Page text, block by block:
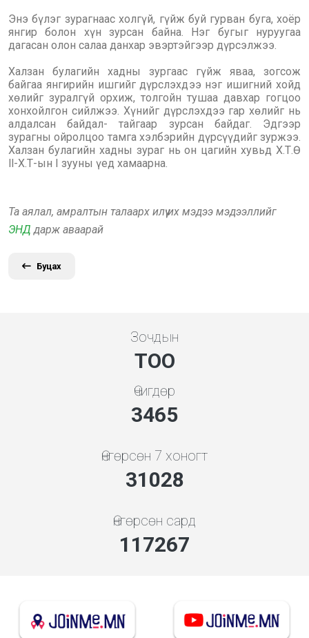
Энэ бүлэг зурагнаас холгүй, гүйж буй гурван буга, хоёр
янгир болон хүн зурсан байна. Нэг бугыг нуруугаа
дагасан олон салаа данхар эвэртэйгээр дүрсэлжээ.
Халзан булагийн хадны зургаас гүйж яваа, зогсож
байгаа янгирийн ишгийг дүрслэхдээ нэг ишигний хойд
хөлийг зуралгүй орхиж, толгойн тушаа давхар гогцоо
хонхойлгон сийлжээ. Хүнийг дүрслэхдээ гар хөлийг нь
алдалсан байдал- тайгаар зурсан байдаг. Эдгээр
зурагны ойролцоо тамга хэлбэрийн дүрсүүдийг зуржээ.
Халзан булагийн хадны зураг нь он цагийн хувьд Х.Т.Ө
ll-Х.Т-ын I зууны үед хамаарна.
Та аялал, амралтын талаарх илүү их мэдээ мэдээллийг
ЭНД дарж аваарай
Буцах
Зочдын
ТОО
Өчигдөр
3731
Өнгөрсөн 7 хоногт
33415
Өнгөрсөн сард
126287